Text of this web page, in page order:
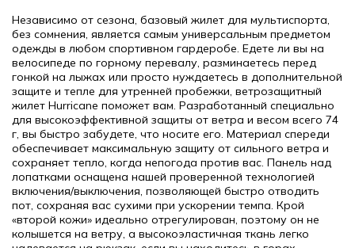
Независимо от сезона, базовый жилет для мультиспорта,
без сомнения, является самым универсальным предметом
одежды в любом спортивном гардеробе. Едете ли вы на
велосипеде по горному перевалу, разминаетесь перед
гонкой на лыжах или просто нуждаетесь в дополнительной
защите и тепле для утренней пробежки, ветрозащитный
жилет Hurricane поможет вам. Разработанный специально
для высокоэффективной защиты от ветра и весом всего 74
г, вы быстро забудете, что носите его. Материал спереди
обеспечивает максимальную защиту от сильного ветра и
сохраняет тепло, когда непогода против вас. Панель над
лопатками оснащена нашей проверенной технологией
включения/выключения, позволяющей быстро отводить
пот, сохраняя вас сухими при ускорении темпа. Крой
«второй кожи» идеально отрегулирован, поэтому он не
колышется на ветру, а высокоэластичная ткань легко